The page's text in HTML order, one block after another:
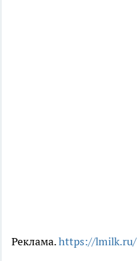
Реклама.https://lmilk.ru/